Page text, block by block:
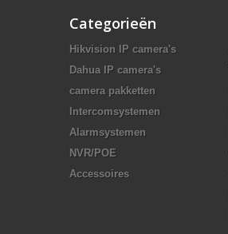
Categorieën
Hikvision IP camera's
Dahua IP camera's
camera pakketten
Intercomsystemen
Alarmsystemen
NVR/POE
Accessoires